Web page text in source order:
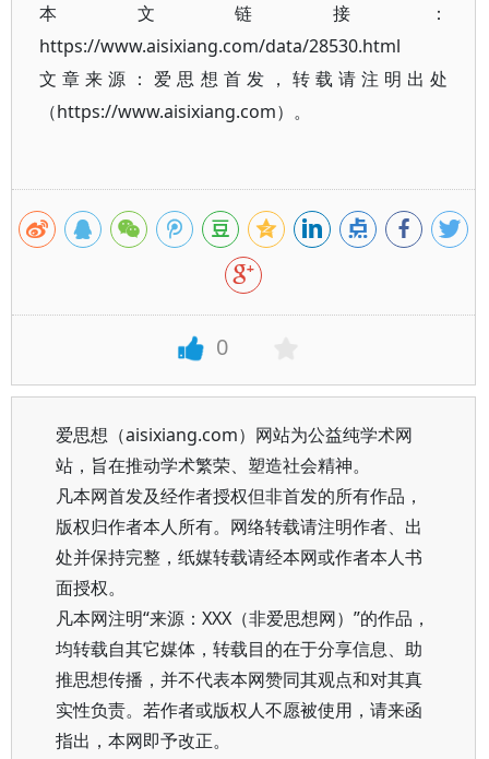
本文链接：
https://www.aisixiang.com/data/28530.html
文章来源：爱思想首发，转载请注明出处
（https://www.aisixiang.com）。
0
爱思想（aisixiang.com）网站为公益纯学术网
站，旨在推动学术繁荣、塑造社会精神。
凡本网首发及经作者授权但非首发的所有作品，
版权归作者本人所有。网络转载请注明作者、出
处并保持完整，纸媒转载请经本网或作者本人书
面授权。
凡本网注明“来源：XXX（非爱思想网）”的作品，
均转载自其它媒体，转载目的在于分享信息、助
推思想传播，并不代表本网赞同其观点和对其真
实性负责。若作者或版权人不愿被使用，请来函
指出，本网即予改正。